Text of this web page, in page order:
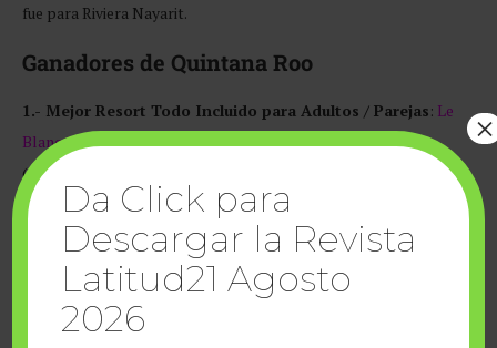
fue para Riviera Nayarit.
Ganadores de Quintana Roo
1.- Mejor Resort Todo Incluido para Adultos / Parejas: Le
Blanc Spa Resort, Cancún/ Le Blanc Spa Resort, Los Cabos
(Gold)
Da Click para
Descargar la Revista
Latitud21 Agosto
2026
×